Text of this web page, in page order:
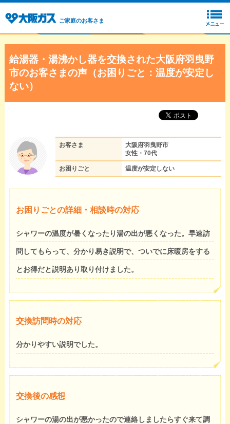
ご家庭のお客さま
給湯器・湯沸かし器を交換された大阪府羽曳野
市のお客さまの声（お困りごと：温度が安定し
ない）
お客さま
大阪府羽曳野市
女性・70代
お困りごと 温度が安定しない
お困りごとの詳細・相談時の対応
シャワーの温度が暑くなったり湯の出が悪くなった。早速訪
問してもらって、分かり易き説明で、ついでに床暖房をする
とお得だと説明あり取り付けました。
交換訪問時の対応
分かりやすい説明でした。
交換後の感想
シャワーの湯の出が悪かったので連絡しましたらすぐ来て調